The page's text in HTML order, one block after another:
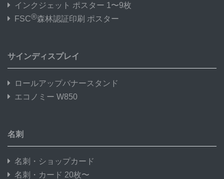
インクジェット ポスター 1〜9枚
FSC®森林認証印刷 ポスター
サインディスプレイ
ロールアップバナースタンド
エコノミー W850
名刺
名刺・ショップカード
名刺・カード 20枚〜